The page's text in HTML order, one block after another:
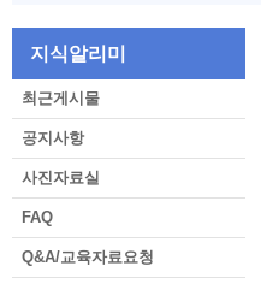
지식알리미
최근게시물
공지사항
사진자료실
FAQ
Q&A/교육자료요청